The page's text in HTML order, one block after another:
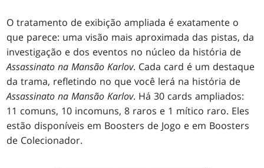
O tratamento de exibição ampliada é exatamente o
que parece: uma visão mais aproximada das pistas, da
investigação e dos eventos no núcleo da história de
Assassinato na Mansão Karlov. Cada card é um destaque
da trama, refletindo no que você lerá na história de
Assassinato na Mansão Karlov. Há 30 cards ampliados:
11 comuns, 10 incomuns, 8 raros e 1 mítico raro. Eles
estão disponíveis em Boosters de Jogo e em Boosters
de Colecionador.